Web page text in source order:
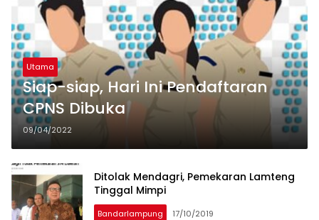
Utama
Siap-siap, Hari Ini Pendaftaran
CPNS Dibuka
09/04/2022
Ditolak Mendagri, Pemekaran Lamteng
Tinggal Mimpi
Bandarlampung 17/10/2019